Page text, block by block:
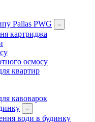
Pallas PWG
картриджа
осмосу
квартир
кавоварок
води в будинку